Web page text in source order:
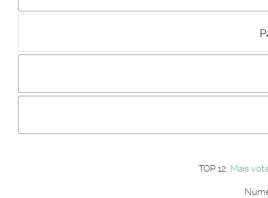
Incluir imagem :
Os
Primeiro autentique-se...
TOP 12: Mais